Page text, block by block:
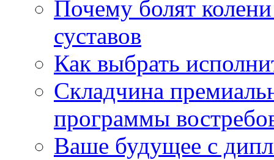
Почему болят
суставов
Как выбрать
Складчина
программы
Ваше будущее с